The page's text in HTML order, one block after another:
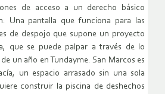
de acceso a un derecho básico
Una pantalla que funciona para las
de despojo que supone un proyecto
que se puede palpar a través de lo
un año en Tundayme. San Marcos es
un espacio arrasado sin una sola
construir la piscina de deshechos